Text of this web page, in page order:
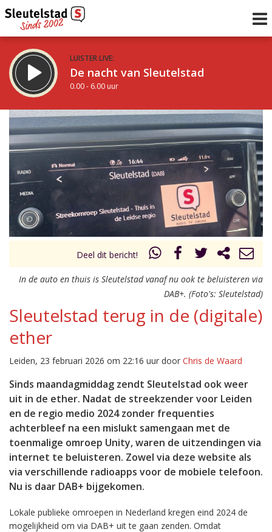
LUISTER LIVE:
De nacht van Sleutelstad
0.00 - 6.00 uur
STRAKS:
De ochtend van Sleutelstad
6.00 - 12.00 uur
Vorig uur
uur 1 van 0 Volgend uur
Deel dit bericht!
In de auto en thuis is Sleutelstad vanaf nu ook te beluisteren via
DAB+. (Foto's: Sleutelstad)
Sleutelstad terug in de (digitale)
ether
Leiden, 23 februari 2026 om 22:16 uur door Chris de Waard
Sinds maandagmiddag zendt Sleutelstad ook weer
uit in de ether. Nadat de streekzender voor Leiden
en de regio medio 2024 zonder frequenties
achterbleef na een mislukt samengaan met de
toenmalige omroep Unity, waren de uitzendingen via
internet te beluisteren. Zowel via deze website als
via verschillende radioapps voor de mobiele telefoon.
Nu is daar DAB+ bijgekomen.
Lokale publieke omroepen in Nederland kregen eind 2024 de
mogelijkheid om via DAB+ uit te gaan zenden. Omdat